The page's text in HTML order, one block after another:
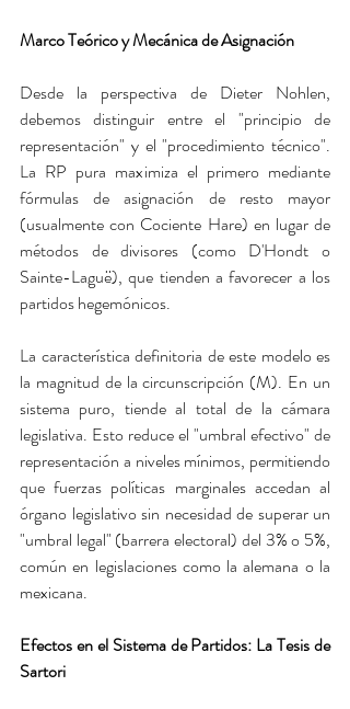
Marco Teórico y Mecánica de Asignación
Desde la perspectiva de Dieter Nohlen,
debemos distinguir entre el "principio de
representación" y el "procedimiento técnico".
La RP pura maximiza el primero mediante
fórmulas de asignación de resto mayor
(usualmente con Cociente Hare) en lugar de
métodos de divisores (como D'Hondt o
Sainte-Laguë), que tienden a favorecer a los
partidos hegemónicos.
La característica definitoria de este modelo es
la magnitud de la circunscripción (M). En un
sistema puro, tiende al total de la cámara
legislativa. Esto reduce el "umbral efectivo" de
representación a niveles mínimos, permitiendo
que fuerzas políticas marginales accedan al
órgano legislativo sin necesidad de superar un
"umbral legal" (barrera electoral) del 3% o 5%,
común en legislaciones como la alemana o la
mexicana.
Efectos en el Sistema de Partidos: La Tesis de
Sartori